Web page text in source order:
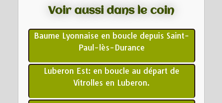
Voir aussi dans le coin
Baume Lyonnaise en boucle depuis Saint-
Paul-lès-Durance
Luberon Est: en boucle au départ de
Vitrolles en Luberon.